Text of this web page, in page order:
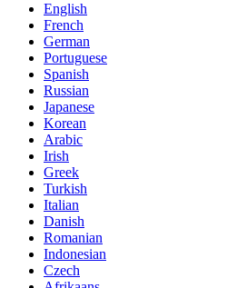
English
French
German
Portuguese
Spanish
Russian
Japanese
Korean
Arabic
Irish
Greek
Turkish
Italian
Danish
Romanian
Indonesian
Czech